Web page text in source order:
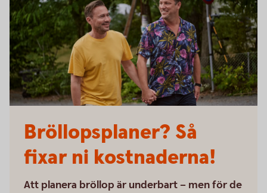
Bröllopsplaner? Så
fixar ni kostnaderna!
Att planera bröllop är underbart – men för de